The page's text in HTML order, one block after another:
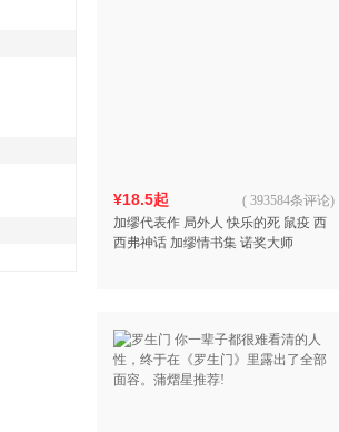
¥18.5起
加缪代表作 局外人 快乐的死 鼠疫 西
西弗神话 加缪情书集 诺奖大师
( 393584条评论)